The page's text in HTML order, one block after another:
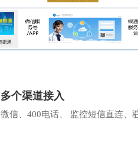
多个渠道接入
微信、400电话、 监控短信直连、